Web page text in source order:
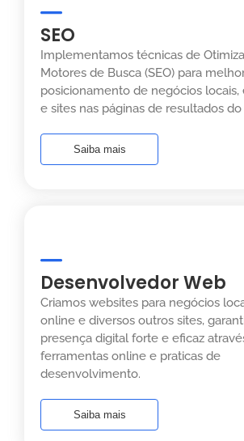
SEO
Implementamos técnicas de
Motores de Busca (SEO) para
posicionamento de negócios
e sites nas páginas de resultados
Saiba mais
Desenvolvedor Web
Criamos websites para negócios
online e diversos outros sites,
presença digital forte e eficaz
ferramentas online e praticas de
desenvolvimento.
Saiba mais